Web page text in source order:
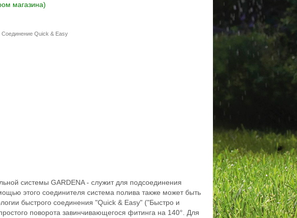
магазина)
Соединение Quick & Easy
системы GARDENA - служит для подсоединения
этого соединителя система полива также может быть
быстрого соединения "Quick & Easy" ("Быстро и
поворота завинчивающегося фитинга на 140°. Для